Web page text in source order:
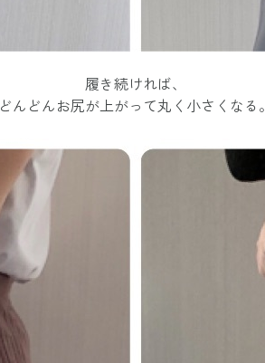
履き続ければ、
どんどんお尻が上がって丸く小さくなる。